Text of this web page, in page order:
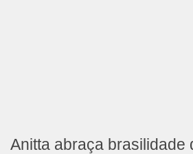
Anitta abraça brasilidade